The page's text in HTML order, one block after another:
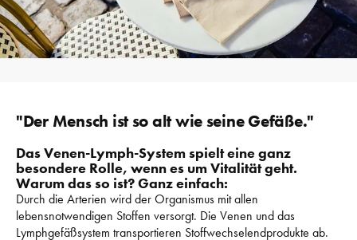
"Der Mensch ist so alt wie seine Gefäße."
Das Venen-Lymph-System spielt eine ganz
besondere Rolle, wenn es um Vitalität geht.
Warum das so ist? Ganz einfach:
Durch die Arterien wird der Organismus mit allen
lebensnotwendigen Stoffen versorgt. Die Venen und das